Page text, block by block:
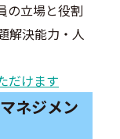
の立場と役割
解決能力・人
だけます
ネジメン